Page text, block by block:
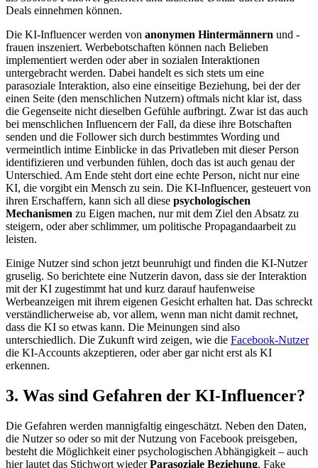
Deals einnehmen können.
Die KI-Influencer werden von anonymen Hintermännern und -
frauen inszeniert. Werbebotschaften können nach Belieben
implementiert werden oder aber in sozialen Interaktionen
untergebracht werden. Dabei handelt es sich stets um eine
parasoziale Interaktion, also eine einseitige Beziehung, bei der der
einen Seite (den menschlichen Nutzern) oftmals nicht klar ist, dass
die Gegenseite nicht dieselben Gefühle aufbringt. Zwar ist das auch
bei menschlichen Influencern der Fall, da diese ihre Botschaften
senden und die Follower sich durch bestimmtes Wording und
vermeintlich intime Einblicke in das Privatleben mit dieser Person
identifizieren und verbunden fühlen, doch das ist auch genau der
Unterschied. Am Ende steht dort eine echte Person, nicht nur eine
KI, die vorgibt ein Mensch zu sein. Die KI-Influencer, gesteuert von
ihren Erschaffern, kann sich all diese psychologischen
Mechanismen zu Eigen machen, nur mit dem Ziel den Absatz zu
steigern, oder aber schlimmer, um politische Propagandaarbeit zu
leisten.
Einige Nutzer sind schon jetzt beunruhigt und finden die KI-Nutzer
gruselig. So berichtete eine Nutzerin davon, dass sie der Interaktion
mit der KI zugestimmt hat und kurz darauf haufenweise
Werbeanzeigen mit ihrem eigenen Gesicht erhalten hat. Das schreckt
verständlicherweise ab, vor allem, wenn man nicht damit rechnet,
dass die KI so etwas kann. Die Meinungen sind also
unterschiedlich. Die Zukunft wird zeigen, wie die Facebook-Nutzer
die KI-Accounts akzeptieren, oder aber gar nicht erst als KI
erkennen.
3. Was sind Gefahren der KI-Influencer?
Die Gefahren werden mannigfaltig eingeschätzt. Neben den Daten,
die Nutzer so oder so mit der Nutzung von Facebook preisgeben,
besteht die Möglichkeit einer psychologischen Abhängigkeit – auch
hier lautet das Stichwort wiederParasoziale Beziehung. Fake